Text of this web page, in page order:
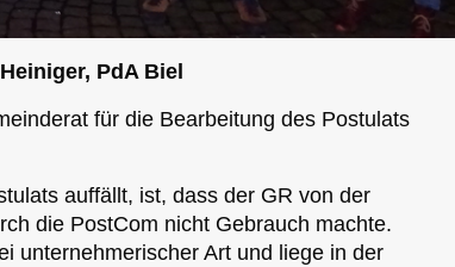
PdA Biel
für die Bearbeitung des Postulats
auffällt, ist, dass der GR von der
die PostCom nicht Gebrauch machte.
unternehmerischer Art und liege in der